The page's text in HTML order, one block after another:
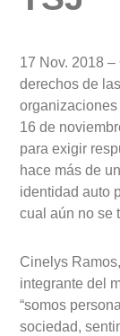
17 Nov. 2018
derechos de
16 de
para exigir
hace más de
identidad auto
cual aún no se
Cinelys
integrante del
“somos
sociedad,